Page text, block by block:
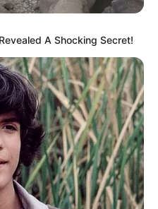
A Shocking Secret!